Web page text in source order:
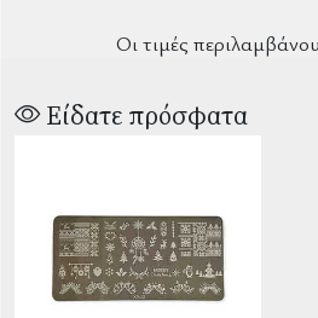
Οι τιμές
Είδατε πρόσφατα